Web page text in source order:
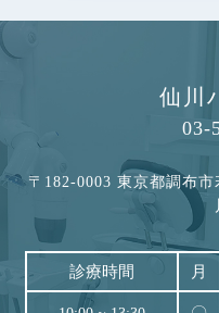
クラウン治療の流れについ
2023.11.28
総入れ歯と部分入れ歯に
2023.10.30
仙川
03-
〒182-0003 東京都調布
診療時間 月